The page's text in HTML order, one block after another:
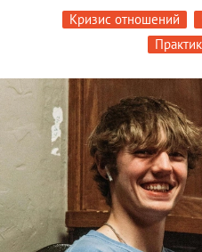
Кризис отношений